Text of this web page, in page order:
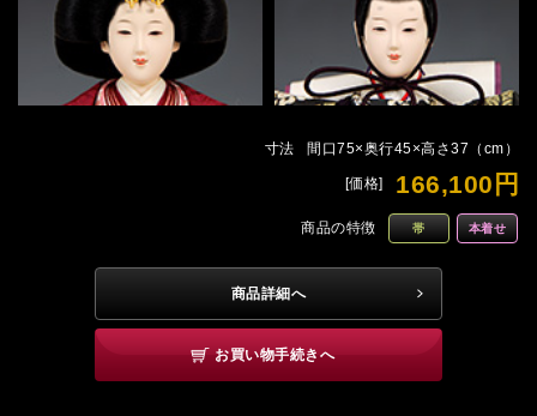
寸法 間口75×奥行45×高さ37（cm）
[価格] 166,100円
商品の特徴 帯 本着せ
商品詳細へ
お買い物手続きへ